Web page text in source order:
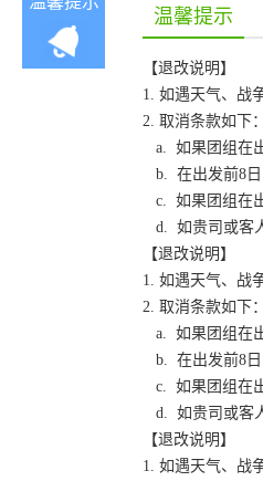
温馨提示
【退改说明】
1. 如遇天气、战
2. 取消条款如下：
a. 如果团组在
b. 在出发前8日
c. 如果团组在
d. 如贵司或客
【退改说明】
1. 如遇天气、战
2. 取消条款如下：
a. 如果团组在
b. 在出发前8日
c. 如果团组在
d. 如贵司或客
【退改说明】
1. 如遇天气、战